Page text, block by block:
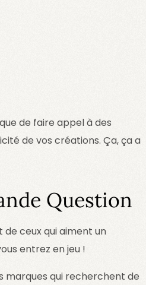
de faire appel à des
de vos créations. Ça, ça a
Question
de ceux qui aiment un
entrez en jeu !
marques qui recherchent de